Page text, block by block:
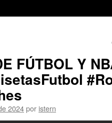
FÚTBOL Y
2024por istern